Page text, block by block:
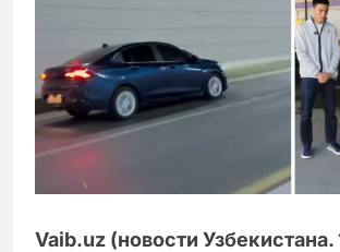
Vaib.uz (новости Узбекистана.